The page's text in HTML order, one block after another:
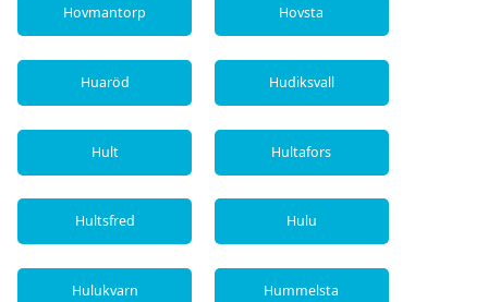
Hovmantorp Hovsta
Huaröd Hudiksvall
Hult Hultafors
Hultsfred Hulu
Hulukvarn Hummelsta